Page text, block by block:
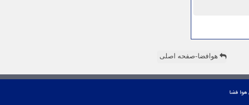
هوافضا-صفحه اصلی
هوا فضا